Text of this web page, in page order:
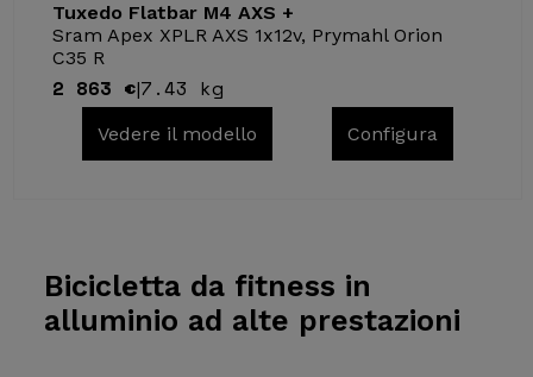
Tuxedo Flatbar M4 AXS +
Sram Apex XPLR AXS 1x12v, Prymahl Orion
C35 R
2 863 €|7.43 kg
Vedere il modello Configura
Bicicletta dafitness in
alluminio ad alte prestazioni